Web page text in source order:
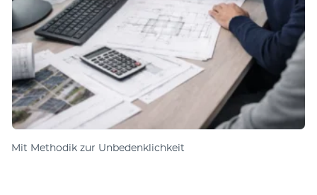
Mit Methodik zur Unbedenklichkeit